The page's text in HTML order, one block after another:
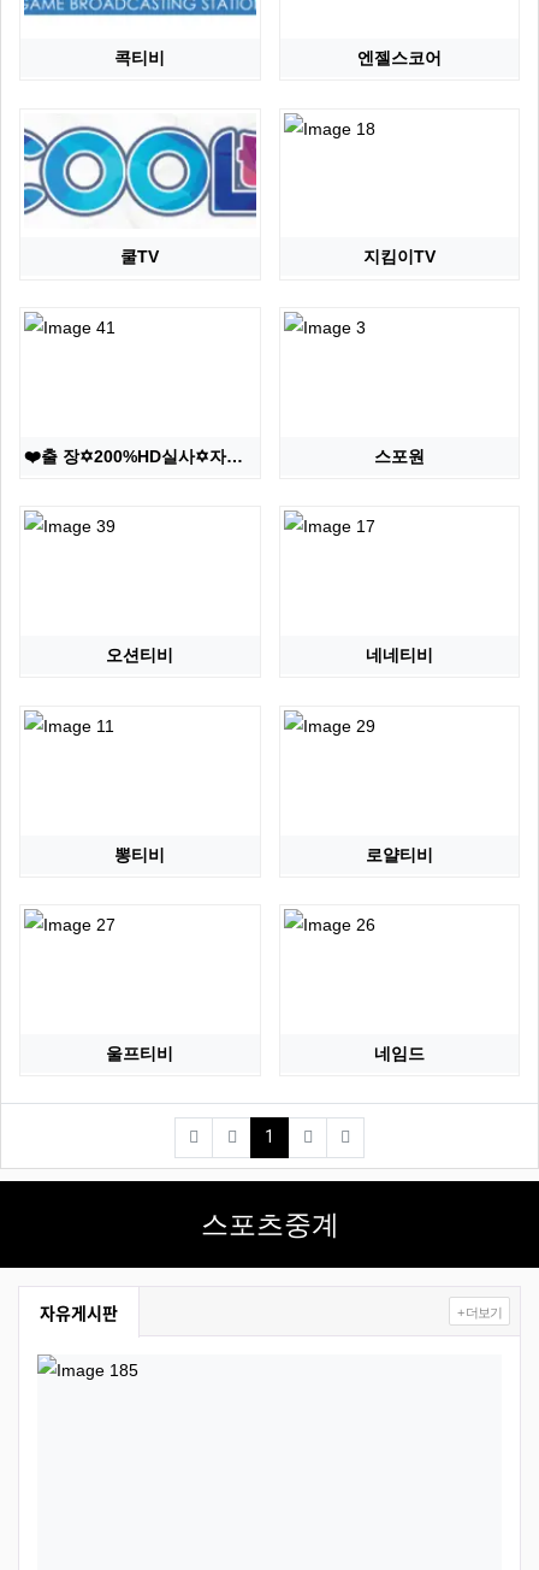
콕티비 엔젤스코어
쿨TV 지킴이TV
❤️출 장✡️200%HD실사✡️자연산↘슬림↗가슴✅실물초… 스포원
오션티비 네네티비
뽕티비 로얄티비
울프티비 네임드
1 (current)
스포츠중계
자유게시판 + 더보기